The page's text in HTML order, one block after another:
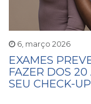
6, março 2026
EXAMES
FAZER DOS
SEU CHECK-